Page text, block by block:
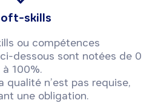
skills
ou compétences
dessous sont notées de 0
à 100%.
qualité n’est pas requise,
une obligation.